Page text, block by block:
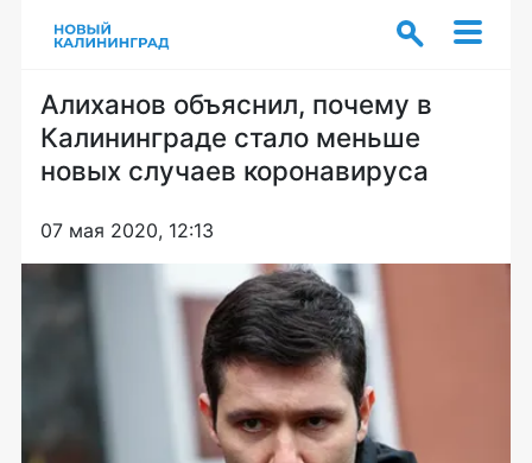
Алиханов объяснил, почему в
Калининграде стало меньше
новых случаев коронавируса
07 мая 2020, 12:13